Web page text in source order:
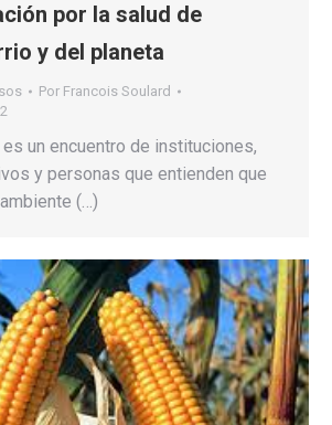
por la salud de
y del planeta
Por Francois Soulard
es un encuentro de instituciones,
y personas que entienden que
(…)